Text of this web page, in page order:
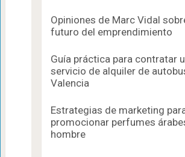
Opiniones de Marc Vidal
futuro del emprendimiento
Guía práctica para contratar
servicio de alquiler de
Valencia
Estrategias de marketing
promocionar perfumes
hombre